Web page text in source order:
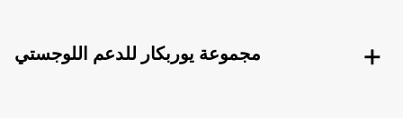
مجموعة يوربكار للدعم اللوجستي